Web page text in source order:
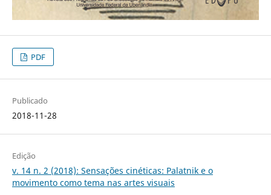
PDF
Publicado
2018-11-28
Edição
v. 14 n. 2 (2018): Sensações cinéticas: Palatnik e o
movimento como tema nas artes visuais